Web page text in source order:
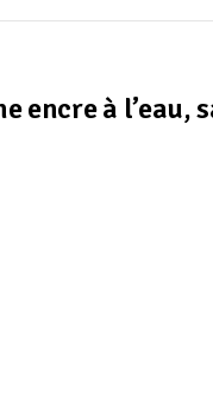
encre à